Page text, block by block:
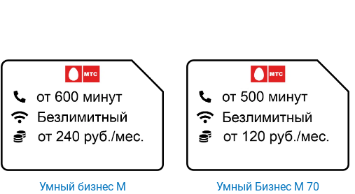
Умный бизнес М Умный Бизнес М 70